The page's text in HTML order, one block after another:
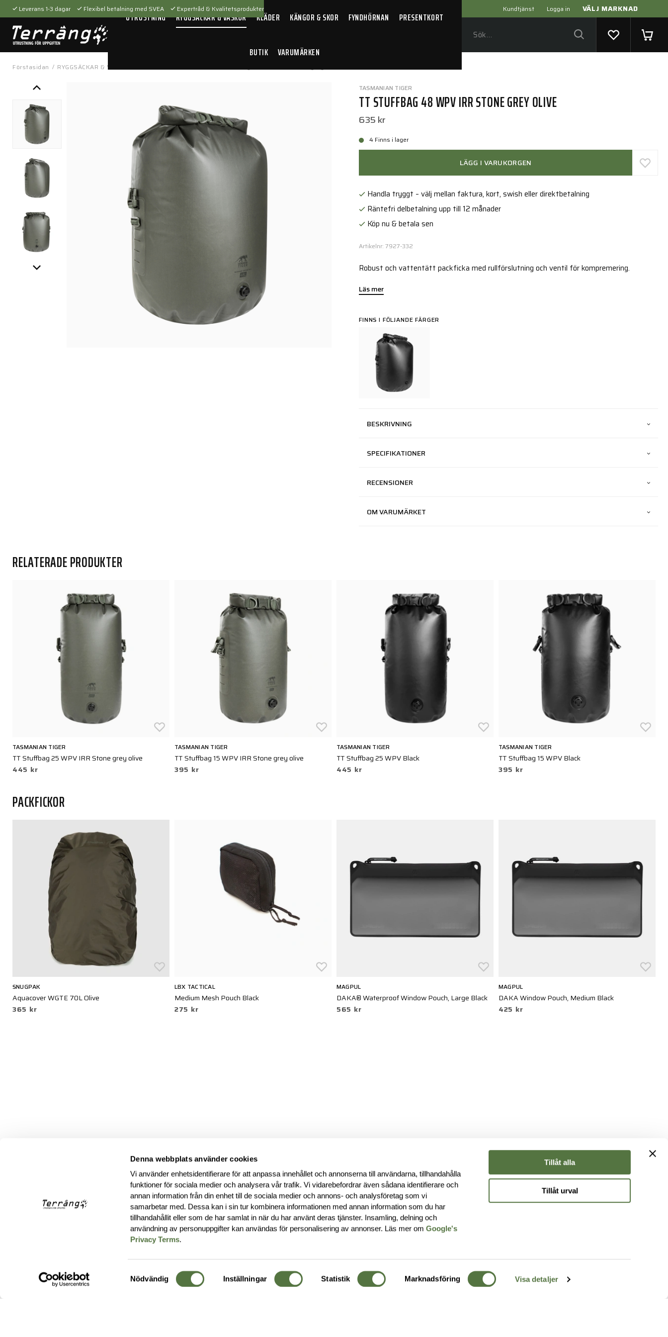
Denna webbplats använder cookies
Vi använder enhetsidentifierare för att anpassa innehållet och annonserna till användarna, tillhandahålla
funktioner för sociala medier och analysera vår trafik. Vi vidarebefordrar även sådana identifierare och
annan information från din enhet till de sociala medier och annons- och analysföretag som vi
samarbetar med. Dessa kan i sin tur kombinera informationen med annan information som du har
tillhandahållit eller som de har samlat in när du har använt deras tjänster. Insamling, delning och
användning av personuppgifter kan användas för personalisering av annonser. Läs mer omGoogle's
Privacy Terms.
Samtyckesval
Nödvändig Inställningar Statistik Marknadsföring Visa detaljer
Tillåt alla
Tillåt urval
Kundtjänst Logga in VÄLJ MARKNAD
Leverans 1-3 dagar Flexibel betalning med SVEA Expertråd & Kvalitetsprodukter
UTRUSTNING RYGGSÄCKAR & VÄSKOR KLÄDER KÄNGOR & SKOR FYNDHÖRNAN PRESENTKORT
BUTIK VARUMÄRKEN
Förstasidan / RYGGSÄCKAR & VÄSKOR
TASMANIAN TIGER
TT STUFFBAG 48 WPV IRR STONE GREY OLIVE
635 kr
4 Finns i lager
LÄGG I VARUKORGEN
Handla tryggt – välj mellan faktura, kort, swish eller direktbetalning
Räntefri delbetalning upp till 12 månader
Köp nu & betala sen
Artikelnr: 7927-332
Robust och vattentätt packficka med rullförslutning och ventil för kompremering.
Läs mer
FINNS I FÖLJANDE FÄRGER
BESKRIVNING
SPECIFIKATIONER
RECENSIONER
OM VARUMÄRKET
RELATERADE PRODUKTER
TASMANIAN TIGER
TT Stuffbag 25 WPV IRR Stone grey olive
445 kr
TASMANIAN TIGER
TT Stuffbag 15 WPV IRR Stone grey olive
395 kr
TASMANIAN TIGER
TT Stuffbag 25 WPV Black
445 kr
TASMANIAN TIGER
TT Stuffbag 15 WPV Black
395 kr
PACKFICKOR
SNUGPAK
Aquacover WGTE 70L Olive
365 kr
LBX TACTICAL
Medium Mesh Pouch Black
275 kr
MAGPUL
DAKA® Waterproof Window Pouch, Large Black
565 kr
MAGPUL
DAKA Window Pouch, Medium Black
425 kr